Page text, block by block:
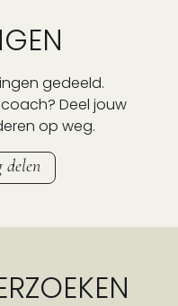
gedeeld.
Deel jouw
op weg.